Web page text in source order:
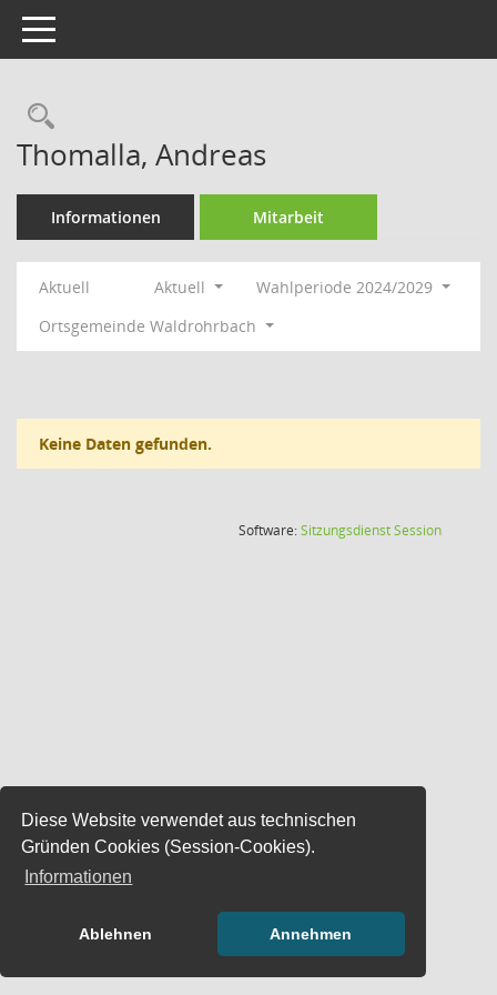
Diese Website verwendet aus technischen
Gründen Cookies (Session-Cookies).
Informationen
Ablehnen Annehmen
Toggle navigation
Rechercheauswahl
Thomalla, Andreas
Informationen Mitarbeit
Aktuell Aktuell
Wahlperiode 2024/2029
Ortsgemeinde Waldrohrbach
Keine Daten gefunden.
Software:SitzungsdienstSession(Wird in